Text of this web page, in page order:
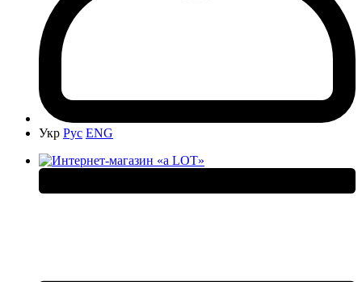
Укр Рус ENG